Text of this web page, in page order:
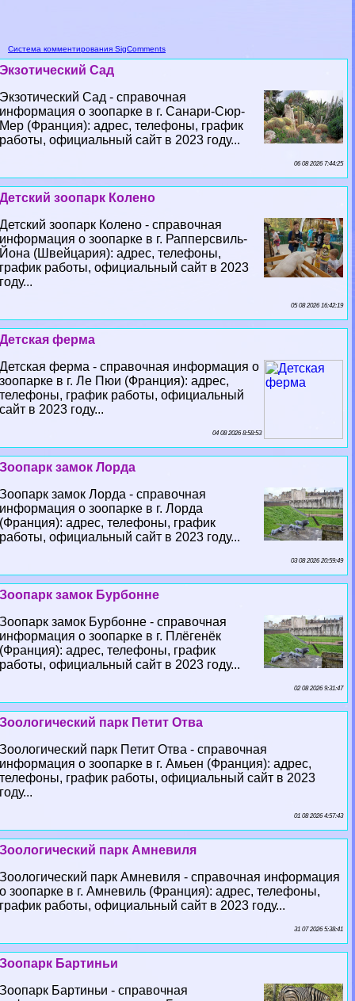
Система комментирования SigComments
Экзотический Сад
Экзотический Сад - справочная
информация о зоопарке в г. Санари-Сюр-
Мер (Франция): адрес, телефоны, график
работы, официальный сайт в 2023 году...
06 08 2026 7:44:25
Детский зоопарк Колено
Детский зоопарк Колено - справочная
информация о зоопарке в г. Рапперсвиль-
Йона (Швейцария): адрес, телефоны,
график работы, официальный сайт в 2023
году...
05 08 2026 16:42:19
Детская ферма
Детская ферма - справочная информация о
зоопарке в г. Ле Пюи (Франция): адрес,
телефоны, график работы, официальный
сайт в 2023 году...
04 08 2026 8:58:53
Зоопарк замок Лорда
Зоопарк замок Лорда - справочная
информация о зоопарке в г. Лорда
(Франция): адрес, телефоны, график
работы, официальный сайт в 2023 году...
03 08 2026 20:59:49
Зоопарк замок Бурбонне
Зоопарк замок Бурбонне - справочная
информация о зоопарке в г. Плёгенёк
(Франция): адрес, телефоны, график
работы, официальный сайт в 2023 году...
02 08 2026 9:31:47
Зоологический парк Петит Отва
Зоологический парк Петит Отва - справочная
информация о зоопарке в г. Амьен (Франция): адрес,
телефоны, график работы, официальный сайт в 2023
году...
01 08 2026 4:57:43
Зоологический парк Амневиля
Зоологический парк Амневиля - справочная информация
о зоопарке в г. Амневиль (Франция): адрес, телефоны,
график работы, официальный сайт в 2023 году...
31 07 2026 5:38:41
Зоопарк Бартиньи
Зоопарк Бартиньи - справочная